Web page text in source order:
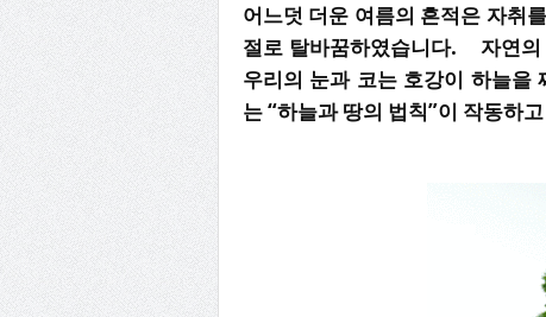
어느덧 더운 여름의 흔적은 자취
절로 탈바꿈하였습니다. 자연의
우리의 눈과 코는 호강이 하늘을
는 “하늘과 땅의 법칙”이 작동하